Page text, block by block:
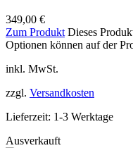
349,00 €
Zum Produkt Dieses
Optionen können auf der
inkl. MwSt.
zzgl. Versandkosten
Lieferzeit: 1-3 Werktage
Ausverkauft